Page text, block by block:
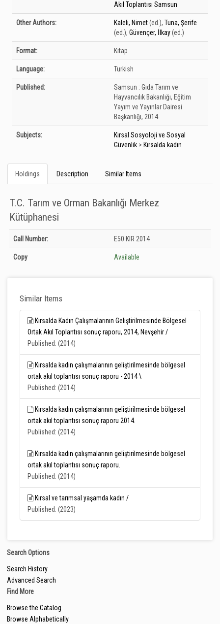
Akıl Toplantısı Samsun
Other Authors: Kaleli, Nimet(ed.), Tuna, Şerife
(ed.), Güvençer, İlkay(ed.)
Format: Kitap
Language: Turkish
Published: Samsun : Gıda Tarım ve
Hayvancılık Bakanlığı, Eğitim
Yayım ve Yayınlar Dairesi
Başkanlığı, 2014.
Subjects:
Kırsal Sosyoloji ve Sosyal
Güvenlik > Kırsalda kadın
Holdings Description Similar Items
T.C. Tarım ve Orman Bakanlığı Merkez
Kütüphanesi
Holdings details from T.C. Tarım ve Orman Bakanlığı Merkez Kütüphanesi:
Unknown
Call Number: E50 KIR 2014
Copy Available
Similar Items
Kırsalda Kadın Çalışmalarının Geliştirilmesinde Bölgesel
Ortak Akıl Toplantısı sonuç raporu, 2014, Nevşehir /
Published: (2014)
Kırsalda kadın çalışmalarının geliştirilmesinde bölgesel
ortak akıl toplantısı sonuç raporu - 2014 \
Published: (2014)
Kırsalda kadın çalışmalarının geliştirilmesinde bölgesel
ortak akıl toplantısı sonuç raporu 2014.
Published: (2014)
Kırsalda kadın çalışmalarının geliştirilmesinde bölgesel
ortak akıl toplantısı sonuç raporu.
Published: (2014)
Kırsal ve tarımsal yaşamda kadın /
Published: (2023)
Search Options
Search History
Advanced Search
Find More
Browse the Catalog
Browse Alphabetically